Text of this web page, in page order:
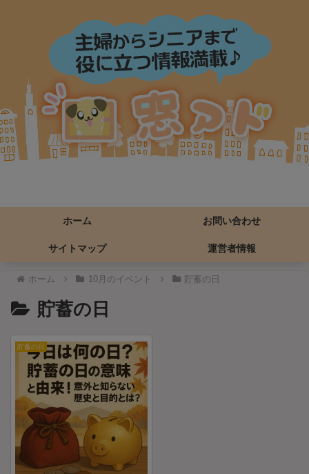
ホーム お問い合わせ
サイトマップ 運営者情報
ホーム 10月のイベント 貯蓄の日
貯蓄の日
貯蓄の日